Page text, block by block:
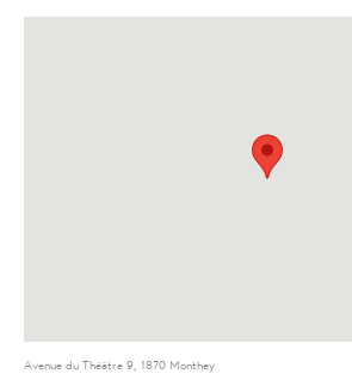
Avenue du Théâtre 9, 1870 Monthey